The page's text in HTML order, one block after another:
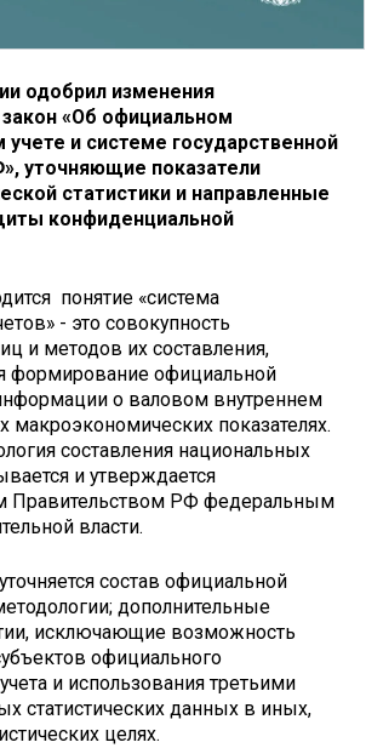
одобрил изменения
«Об официальном
учете и системе государственной
уточняющие показатели
статистики и направленные
конфиденциальной
понятие «система
- это совокупность
и методов их составления,
формирование официальной
о валовом внутреннем
макроэкономических показателях.
составления национальных
и утверждается
Правительством РФ федеральным
власти.
состав официальной
дополнительные
исключающие возможность
официального
и использования третьими
статистических данных в иных,
целях.